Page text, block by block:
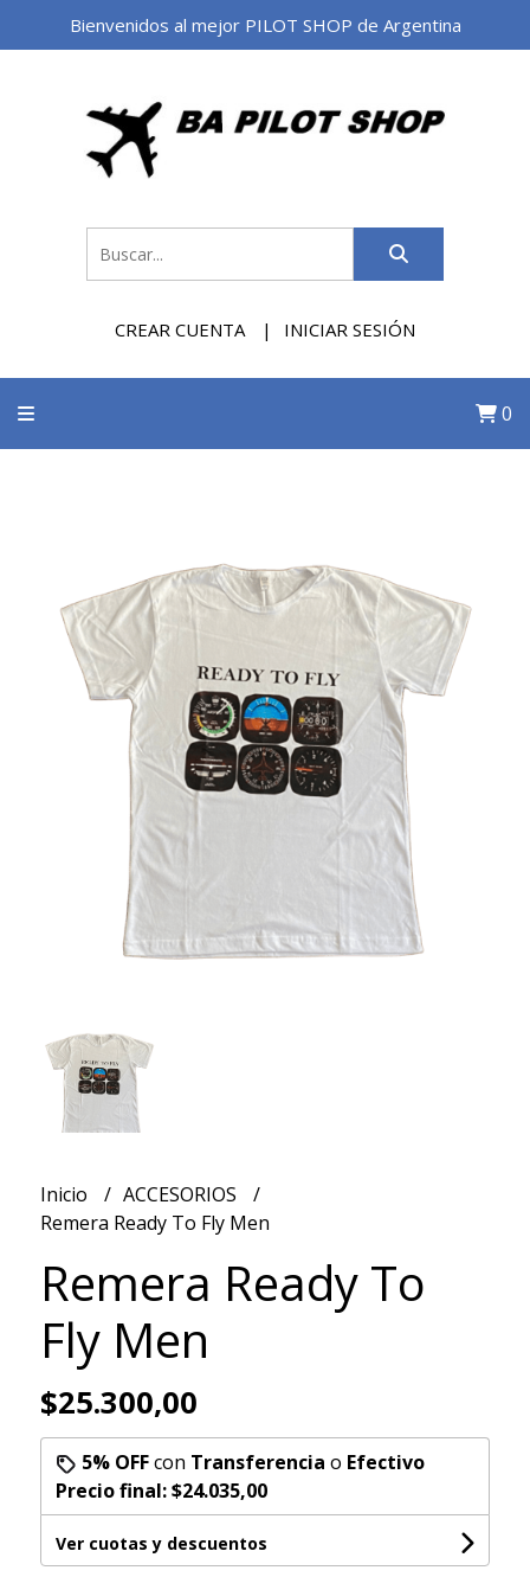
Bienvenidos al mejor PILOT SHOP de Argentina
CREAR CUENTA INICIAR SESIÓN
0
Inicio
ACCESORIOS
Remera Ready To Fly Men
Remera Ready To
Fly Men
$25.300,00
5% OFFcon Transferencia o Efectivo
Precio final:$24.035,00
Ver cuotas y descuentos